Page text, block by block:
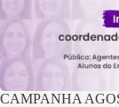
CAMPANHA